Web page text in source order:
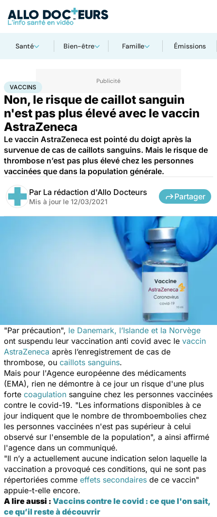
Santé Bien-être Famille Émissions
AccueilSanté Vaccins
VACCINS
Non, le risque de caillot sanguin
n'est pas plus élevé avec le vaccin
AstraZeneca
Le vaccin AstraZeneca est pointé du doigt après la
survenue de cas de caillots sanguins. Mais le risque de
thrombose n’est pas plus élevé chez les personnes
vaccinées que dans la population générale.
Par La rédaction d'Allo Docteurs
Mis à jour le 12/03/2021
Partager
"Par précaution", le Danemark, l’Islande et la Norvège
ont suspendu leur vaccination anti covid avec le vaccin
AstraZeneca après l’enregistrement de cas de
thrombose, ou caillots sanguins.
Mais pour l'Agence européenne des médicaments
(EMA), rien ne démontre à ce jour un risque d'une plus
forte coagulation sanguine chez les personnes vaccinées
contre le covid-19. "Les informations disponibles à ce
jour indiquent que le nombre de thromboembolies chez
les personnes vaccinées n'est pas supérieur à celui
observé sur l'ensemble de la population", a ainsi affirmé
l'agence dans un communiqué.
"Il n’y a actuellement aucune indication selon laquelle la
vaccination a provoqué ces conditions, qui ne sont pas
répertoriées comme effets secondaires de ce vaccin"
appuie-t-elle encore.
A lire aussi : Vaccins contre le covid : ce que l'on sait,
ce qu’il reste à découvrir